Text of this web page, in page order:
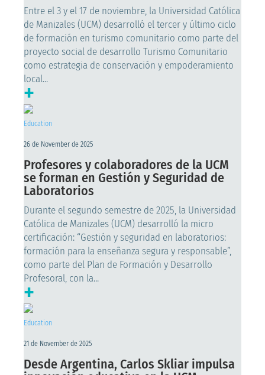
Entre el 3 y el 17 de noviembre, la Universidad Católica
de Manizales (UCM) desarrolló el tercer y último ciclo
de formación en turismo comunitario como parte del
proyecto social de desarrollo Turismo Comunitario
como estrategia de conservación y empoderamiento
local...
+
Education
26 de November de 2025
Profesores y colaboradores de la UCM
se forman en Gestión y Seguridad de
Laboratorios
Durante el segundo semestre de 2025, la Universidad
Católica de Manizales (UCM) desarrolló la micro
certificación: “Gestión y seguridad en laboratorios:
formación para la enseñanza segura y responsable”,
como parte del Plan de Formación y Desarrollo
Profesoral, con la...
+
Education
21 de November de 2025
Desde Argentina, Carlos Skliar impulsa